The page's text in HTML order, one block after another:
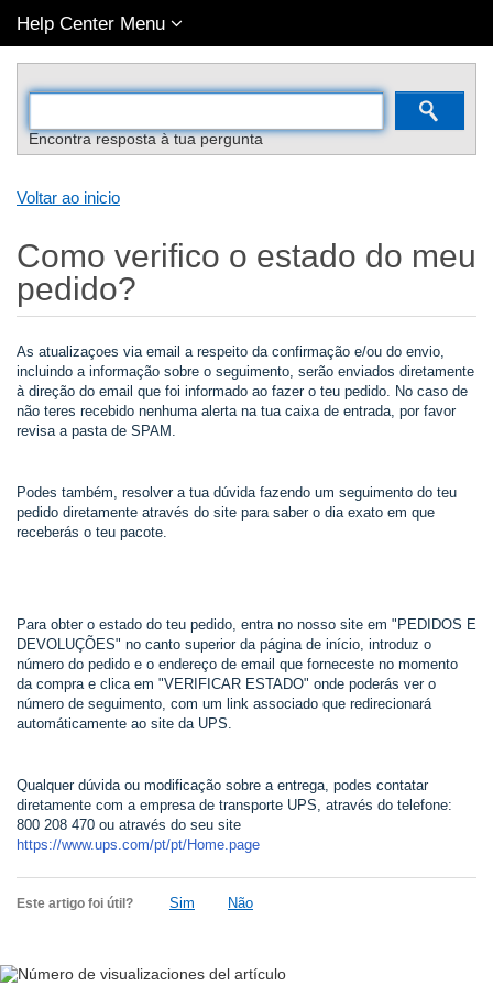
Help Center Menu
Encontra resposta à tua pergunta
Voltar ao inicio
Como verifico o estado do meu
pedido?
As atualizaçoes via email a respeito da confirmação e/ou do envio,
incluindo a informação sobre o seguimento, serão enviados diretamente
à direção do email que foi informado ao fazer o teu pedido. No caso de
não teres recebido nenhuma alerta na tua caixa de entrada, por favor
revisa a pasta de SPAM.
Podes também, resolver a tua dúvida fazendo um seguimento do teu
pedido diretamente através do site para saber o dia exato em que
receberás o teu pacote.
Para obter o estado do teu pedido, entra no nosso site em "PEDIDOS E
DEVOLUÇÕES" no canto superior da página de início, introduz o
número do pedido e o endereço de email que forneceste no momento
da compra e clica em "VERIFICAR ESTADO" onde poderás ver o
número de seguimento, com um link associado que redirecionará
automáticamente ao site da UPS.
Qualquer dúvida ou modificação sobre a entrega, podes contatar
diretamente com a empresa de transporte UPS, através do telefone:
800 208 470 ou através do seu site
https://www.ups.com/pt/pt/Home.page
Este artigo foi útil? Sim Não